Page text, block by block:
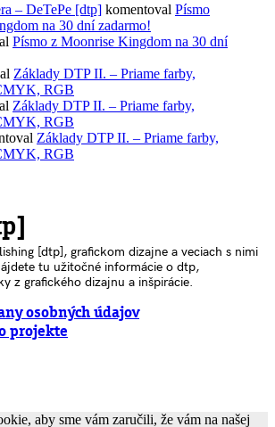
– DeTePe [dtp] komentoval Písmo
na 30 dní zadarmo!
Písmo z Moonrise Kingdom na 30 dní
Základy DTP II. – Priame farby,
RGB
Základy DTP II. – Priame farby,
RGB
Základy DTP II. – Priame farby,
RGB
[dtp], grafickom dizajne a veciach s nimi
tu užitočné informácie o dtp,
z grafického dizajnu a inšpirácie.
osobných údajov
projekte
aby sme vám zaručili, že vám na našej